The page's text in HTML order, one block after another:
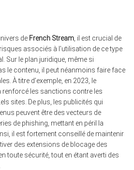
de French Stream , il est crucial de
associés à l’utilisation de ce type
Sur le plan juridique, même si
le contenu, il peut néanmoins faire face
À titre d’exemple, en 2023, le
les sanctions contre les
sites. De plus, les publicités qui
peuvent être des vecteurs de
de phishing, mettant en péril la
il est fortement conseillé de maintenir
des extensions de blocage des
toute sécurité, tout en étant averti des